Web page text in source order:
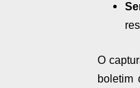
O
boletim